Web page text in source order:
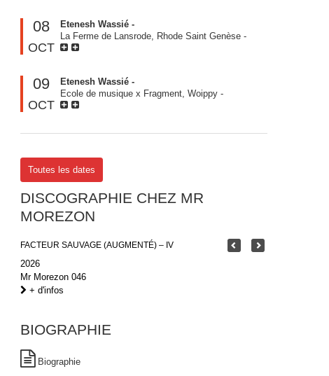
08
OCT
Etenesh Wassié -
La Ferme de Lansrode, Rhode Saint Genèse -
09
OCT
Etenesh Wassié -
Ecole de musique x Fragment, Woippy -
Toutes les dates
DISCOGRAPHIE CHEZ MR
MOREZON
FACTEUR SAUVAGE (AUGMENTÉ) – IV
2026
Mr Morezon 046
+ d'infos
BIOGRAPHIE
Biographie